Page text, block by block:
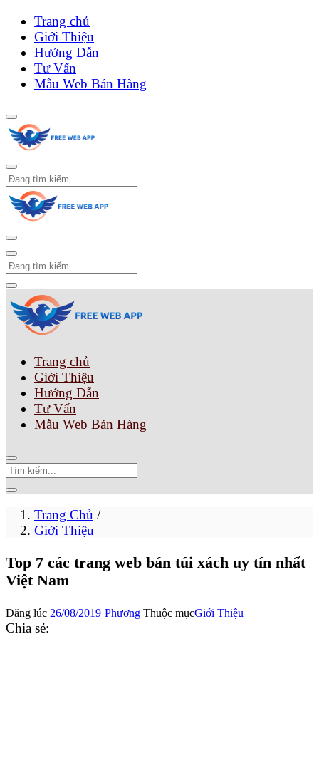
Trang chủ
Giới Thiệu
Hướng Dẫn
Tư Vấn
Mẫu Web Bán Hàng
Trang chủ
Giới Thiệu
Hướng Dẫn
Tư Vấn
Mẫu Web Bán Hàng
Trang Chủ /
Giới Thiệu
Top 7 các trang web bán túi xách uy tín nhất
Việt Nam
Đăng lúc 26/08/2019 Phương Thuộc mụcGiới Thiệu
Chia sẻ: